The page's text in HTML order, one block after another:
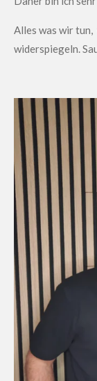
Alles was wir
widerspiegeln.